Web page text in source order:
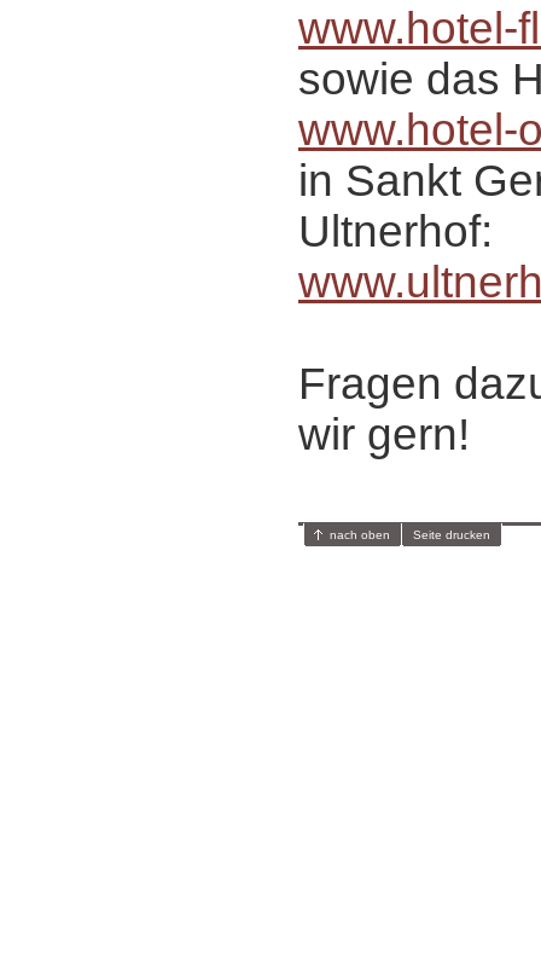
www.hotel-
sowie das
www.hotel-
in Sankt
Ultnerhof:
Fragen
wir gern!
nach oben Seite drucken